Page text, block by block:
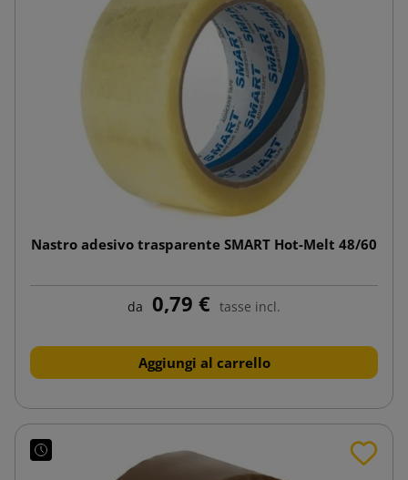
Nastro adesivo trasparente SMART Hot-Melt 48/60
da 0,79 € tasse incl.
Aggiungi al carrello